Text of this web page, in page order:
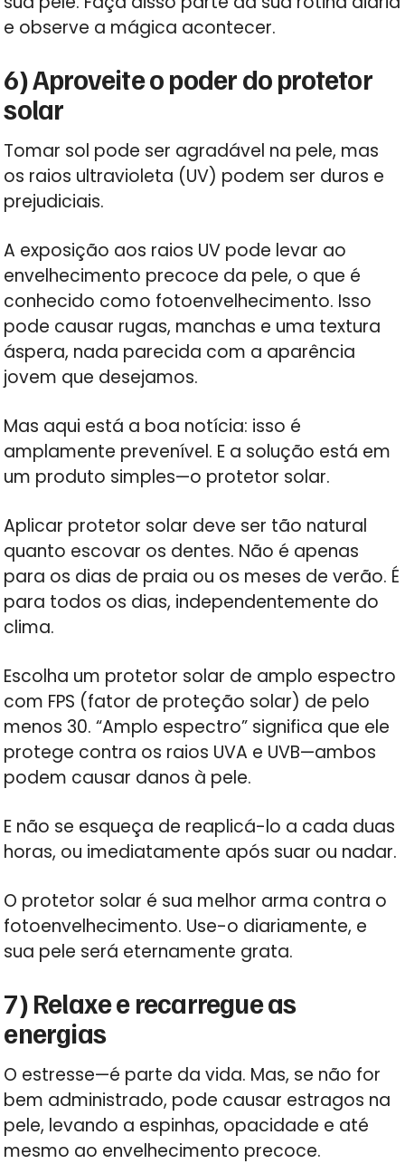
e observe a mágica acontecer.
6) Aproveite o poder do protetor
solar
Tomar sol pode ser agradável na pele, mas
os raios ultravioleta (UV) podem ser duros e
prejudiciais.
A exposição aos raios UV pode levar ao
envelhecimento precoce da pele, o que é
conhecido como fotoenvelhecimento. Isso
pode causar rugas, manchas e uma textura
áspera, nada parecida com a aparência
jovem que desejamos.
Mas aqui está a boa notícia: isso é
amplamente prevenível. E a solução está em
um produto simples—o protetor solar.
Aplicar protetor solar deve ser tão natural
quanto escovar os dentes. Não é apenas
para os dias de praia ou os meses de verão. É
para todos os dias, independentemente do
clima.
Escolha um protetor solar de amplo espectro
com FPS (fator de proteção solar) de pelo
menos 30. “Amplo espectro” significa que ele
protege contra os raios UVA e UVB—ambos
podem causar danos à pele.
E não se esqueça de reaplicá-lo a cada duas
horas, ou imediatamente após suar ou nadar.
O protetor solar é sua melhor arma contra o
fotoenvelhecimento. Use-o diariamente, e
sua pele será eternamente grata.
7) Relaxe e recarregue as
energias
O estresse—é parte da vida. Mas, se não for
bem administrado, pode causar estragos na
pele, levando a espinhas, opacidade e até
mesmo ao envelhecimento precoce.